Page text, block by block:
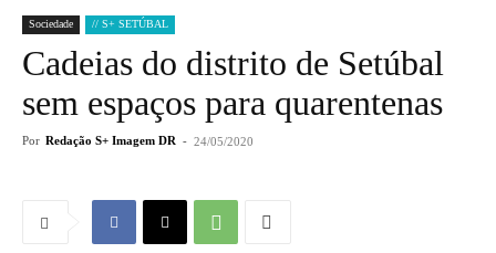
Sociedade // S+ SETÚBAL
Cadeias do distrito de Setúbal
sem espaços para quarentenas
Por Redação S+ Imagem DR - 24/05/2020